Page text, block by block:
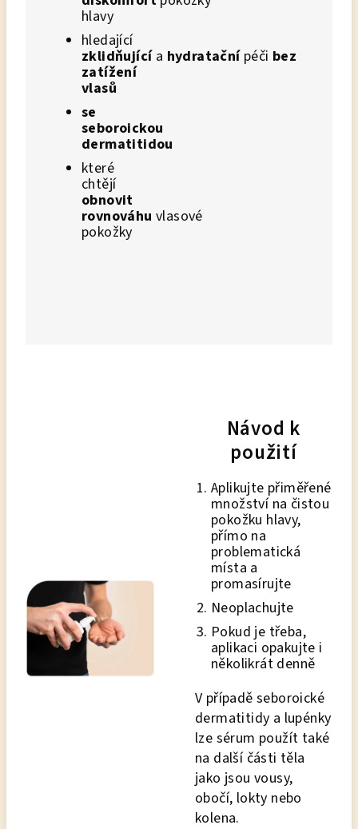
hlavy
hledající
zklidňující a hydratační péči bez
zatížení
vlasů
se
seboroickou
dermatitidou
které
chtějí
obnovit
rovnováhuvlasové
pokožky
Návod k
použití
Aplikujte přiměřené
množství na čistou
pokožku hlavy,
přímo na
problematická
místa a
promasírujte
Neoplachujte
Pokud je třeba,
aplikaci opakujte i
několikrát denně
V případě seboroické
dermatitidy a lupénky
lze sérum použít také
na další části těla
jako jsou vousy,
obočí, lokty nebo
kolena.